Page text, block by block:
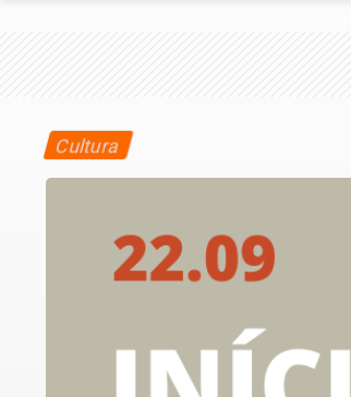
Cultura